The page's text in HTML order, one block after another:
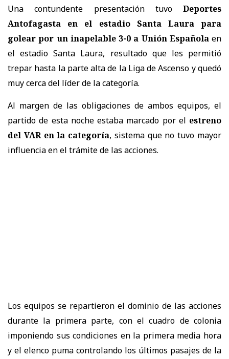
Una contundente presentación tuvo Deportes
Antofagasta en el estadio Santa Laura para
golear por un inapelable 3-0 a Unión Españolaen
el estadio Santa Laura, resultado que les permitió
trepar hasta la parte alta de la Liga de Ascenso y quedó
muy cerca del líder de la categoría.
Al margen de las obligaciones de ambos equipos, el
partido de esta noche estaba marcado por el estreno
del VAR en la categoría, sistema que no tuvo mayor
influencia en el trámite de las acciones.
Los equipos se repartieron el dominio de las acciones
durante la primera parte, con el cuadro de colonia
imponiendo sus condiciones en la primera media hora
y el elenco puma controlando los últimos pasajes de la